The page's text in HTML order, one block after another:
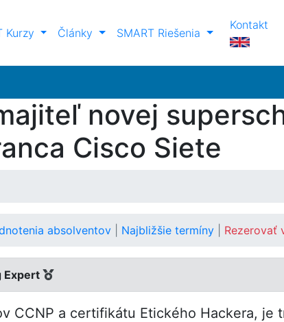
Kurzy Články SMART Riešenia
Kontakt
novej
Cisco Siete
absolventov Najbližšie termíny Rezerovať
Expert
CCNP a certifikátu Etického Hackera, je